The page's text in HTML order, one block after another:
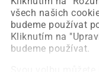
všech našich
budeme používat
Kliknutím na
budeme používat.
Obnovit